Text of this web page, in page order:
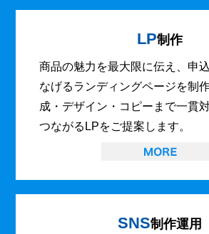
LP制作
商品の魅力を最大限に伝え、申
なげるランディングページを制
成・デザイン・コピーまで一貫
つながるLPをご提案します。
SNS制作運用